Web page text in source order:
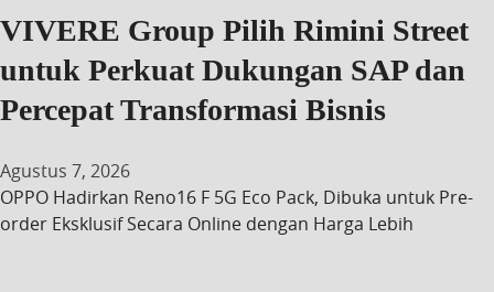
VIVERE Group Pilih Rimini Street
untuk Perkuat Dukungan SAP dan
Percepat Transformasi Bisnis
Agustus 7, 2026
OPPO Hadirkan Reno16 F 5G Eco Pack, Dibuka untuk Pre-
order Eksklusif Secara Online dengan Harga Lebih